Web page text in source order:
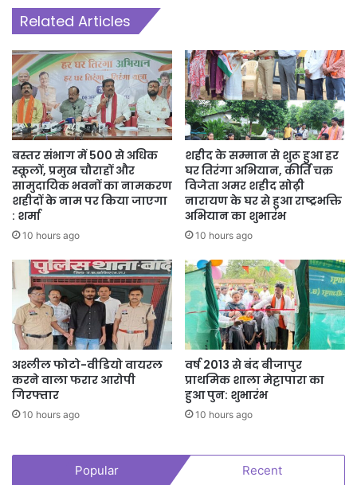
Related Articles
बस्तर संभाग में 500 से अधिक
स्कूलों, प्रमुख चौराहों और
सामुदायिक भवनों का नामकरण
शहीदों के नाम पर किया जाएगा
: शर्मा
10 hours ago
शहीद के सम्मान से शुरू हुआ हर
घर तिरंगा अभियान, कीर्ति चक्र
विजेता अमर शहीद सोढ़ी
नारायण के घर से हुआ राष्ट्रभक्ति
अभियान का शुभारंभ
10 hours ago
अश्लील फोटो-वीडियो वायरल
करने वाला फरार आरोपी
गिरफ्तार
10 hours ago
वर्ष 2013 से बंद बीजापुर
प्राथमिक शाला मेट्टापारा का
हुआ पुन: शुभारंभ
10 hours ago
Popular Recent